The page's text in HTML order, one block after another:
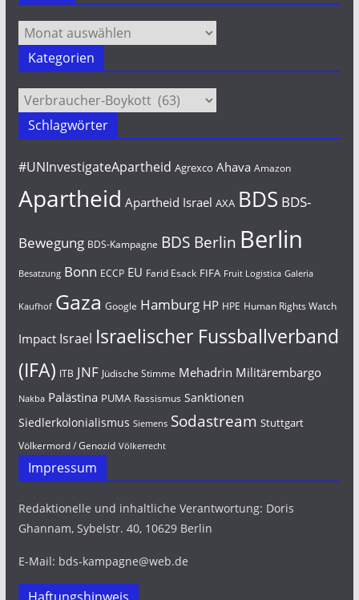
Archiv
Kategorien
Kategorien
Schlagwörter
#UNInvestigateApartheid Agrexco Ahava Amazon
Apartheid Apartheid Israel AXA BDS BDS-
Bewegung BDS-Kampagne BDS Berlin Berlin
Besatzung Bonn ECCP EU Farid Esack FIFA Fruit Logistica Galeria
Kaufhof Gaza Google Hamburg HP HPE Human Rights Watch
Impact Israel Israelischer Fussballverband
(IFA) ITB JNF Jüdische Stimme Mehadrin Militärembargo
Nakba Palästina PUMA Rassismus Sanktionen
Siedlerkolonialismus Siemens Sodastream Stuttgart
Völkermord / Genozid Völkerrecht
Impressum
Redaktionelle und inhaltliche Verantwortung: Doris
Ghannam, Sybelstr. 40, 10629 Berlin
E-Mail: bds-kampagne@web.de